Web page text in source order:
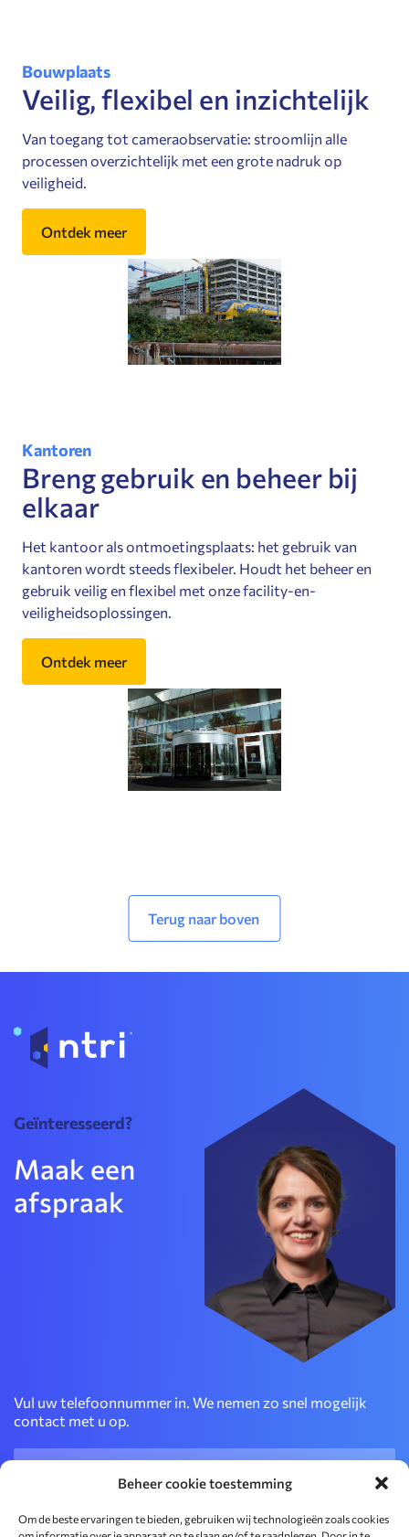
Beheer cookie toestemming
Om de beste ervaringen te bieden, gebruiken wij technologieën zoals cookies
Bouwplaats
Veilig, flexibel en inzichtelijk
Van toegang tot cameraobservatie: stroomlijn alle
processen overzichtelijk met een grote nadruk op
veiligheid.
Ontdek meer
Kantoren
Breng gebruik en beheer bij
elkaar
Het kantoor als ontmoetingsplaats: het gebruik van
kantoren wordt steeds flexibeler. Houdt het beheer en
gebruik veilig en flexibel met onze facility-en-
veiligheidsoplossingen.
Ontdek meer
Geïnteresseerd?
Maak een
afspraak
Vul uw telefoonnummer in. We nemen zo snel mogelijk
contact met u op.
Terug naar boven